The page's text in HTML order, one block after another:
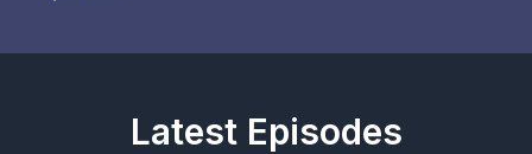
Latest Episodes